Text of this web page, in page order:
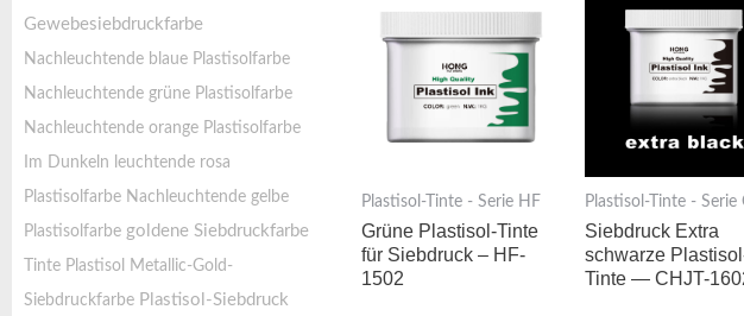
Gewebesiebdruckfarbe
Nachleuchtende blaue Plastisolfarbe
Nachleuchtende grüne Plastisolfarbe
Nachleuchtende orange Plastisolfarbe
Im Dunkeln leuchtende rosa
Plastisolfarbe Nachleuchtende gelbe
Plastisolfarbe goldene Siebdruckfarbe
Tinte Plastisol Metallic-Gold-
Siebdruckfarbe Plastisol-Siebdruck
Plastisol-Tinte - Serie HF
Grüne Plastisol-Tinte
für Siebdruck – HF-
1502
Plastisol-Tinte - Serie
Siebdruck Extra
schwarze
Tinte — CHJT-